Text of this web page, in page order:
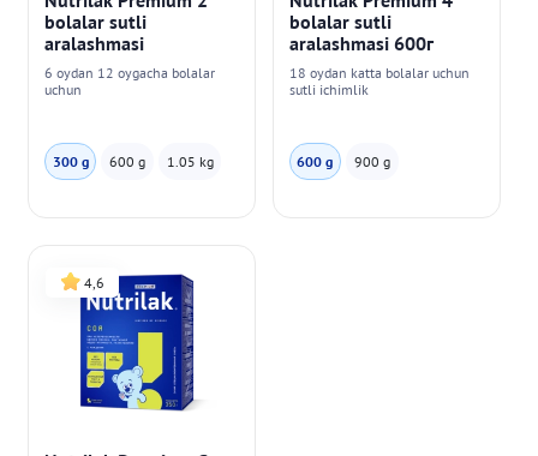
bolalar sutli
aralashmasi
6 oydan 12 oygacha bolalar
uchun
300 g 600 g 1.05 kg
bolalar sutli
aralashmasi 600г
18 oydan katta bolalar uchun
sutli ichimlik
600 g 900 g
4,6